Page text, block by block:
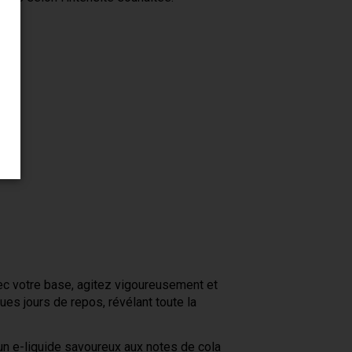
votre base, agitez vigoureusement et
jours de repos, révélant toute la
e-liquide savoureux aux notes de cola